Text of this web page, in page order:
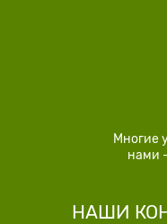
Многие
нами
НАШИ